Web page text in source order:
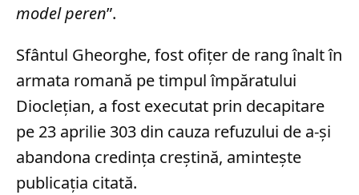
model peren”.
Sfântul Gheorghe, fost ofițer de rang înalt în
armata romană pe timpul împăratului
Dioclețian, a fost executat prin decapitare
pe 23 aprilie 303 din cauza refuzului de a-și
abandona credința creștină, amintește
publicația citată.